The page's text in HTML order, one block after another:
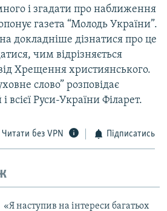
і згадати про наближення
газета “Молодь України”.
докладніше дізнатися про це
чим відрізняється
Хрещення християнського.
слово” розповідає
всієї Руси-України Філарет.
Читати без VPN Підписатись
«Я наступив на інтереси багатьох